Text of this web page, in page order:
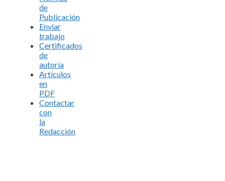
de
Publicación
Enviar
trabajo
Certificados
de
autoría
Artículos
en
PDF
Contactar
con
la
Redacción